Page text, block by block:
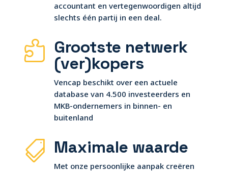
accountant en vertegenwoordigen altijd
slechts één partij in een deal.
 Grootste netwerk
(ver)kopers
Vencap beschikt over een actuele
database van 4.500 investeerders en
MKB-ondernemers in binnen- en
buitenland
 Maximale waarde
Met onze persoonlijke aanpak creëren